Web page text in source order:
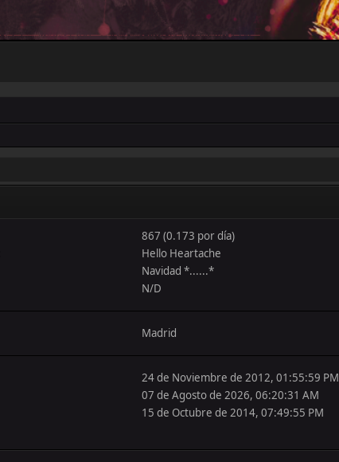
867 (0.173 por día)
Hello Heartache
Navidad *......*
N/D
Madrid
24 de Noviembre de 2012, 01:55:59 PM
07 de Agosto de 2026, 06:20:31 AM
15 de Octubre de 2014, 07:49:55 PM